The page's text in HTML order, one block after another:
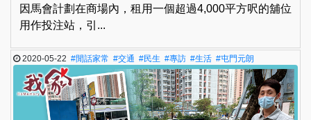
因馬會計劃在商場內，租用一個超過4,000平方呎的舖位
用作投注站，引...
2020-05-22#閒話家常 #交通 #民生 #專訪 #生活 #屯門元朗